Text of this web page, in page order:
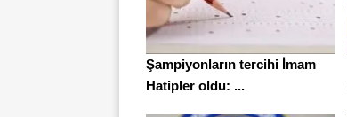
Şampiyonların tercihi İmam
Hatipler oldu: ...